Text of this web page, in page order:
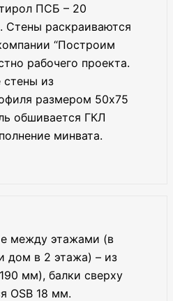
ПСБ – 20
Стены раскраиваются
“Построим
рабочего проекта.
из
размером 50х75
обшивается ГКЛ
минвата.
между этажами (в
дом в 2 этажа) – из
мм), балки сверху
OSB 18 мм.